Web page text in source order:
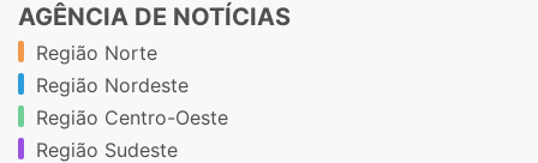
AGÊNCIA DE NOTÍCIAS
Região Norte
Região Nordeste
Região Centro-Oeste
Região Sudeste